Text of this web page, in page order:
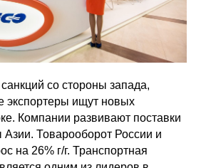
со стороны запада,
экспортеры ищут новых
Компании развивают поставки
Азии. Товарооборот России и
на 26% г/г. Транспортная